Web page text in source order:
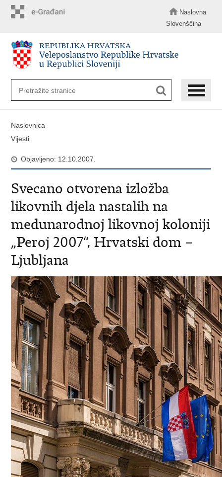
Naslovna
Slovenščina
Naslovnica
Vijesti
Objavljeno: 12.10.2007.
Svecano otvorena izložba
likovnih djela nastalih na
medunarodnoj likovnoj koloniji
„Peroj 2007“, Hrvatski dom –
Ljubljana